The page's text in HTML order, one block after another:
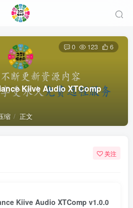
Kiive Audio XTComp
缩 正文
0 123 6
关注
Kiive Audio XTComp v1.0.0